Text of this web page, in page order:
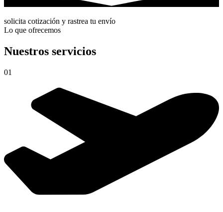
solicita cotización y rastrea tu envío
Lo que ofrecemos
Nuestros servicios
01